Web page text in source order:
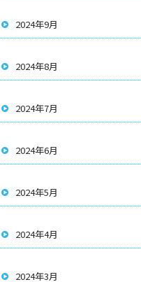
2024年9月
2024年8月
2024年7月
2024年6月
2024年5月
2024年4月
2024年3月